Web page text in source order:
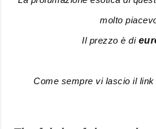
molto
Il prezzo è di
Come sempre vi lascio il